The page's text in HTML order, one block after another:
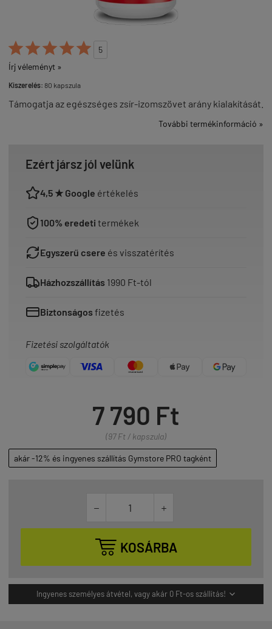

5
Írj véleményt »
Kiszerelés: 80 kapszula
Támogatja az egészséges zsír-izomszövet arány kialakítását.
További termékinformáció »
Ezért jársz jól velünk
4,5 ★ Google értékelés
100% eredeti termékek
Egyszerű csere és visszatérítés
Házhozszállítás 1990 Ft-tól
Biztonságosfizetés
Fizetési szolgáltatók
7 790 Ft
(97 Ft / kapszula)
akár -12% és ingyenes szállítás Gymstore PRO tagként
 
 KOSÁRBA
Ingyenes személyes átvétel, vagy akár 0 Ft-os szállítás! 